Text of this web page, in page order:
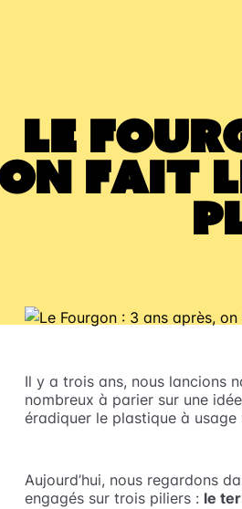
Le
fait
Il y a trois ans, nous lancions
nombreux à parier sur une
éradiquer le plastique à usage
Aujourd’hui, nous regardons
engagés sur trois piliers : le